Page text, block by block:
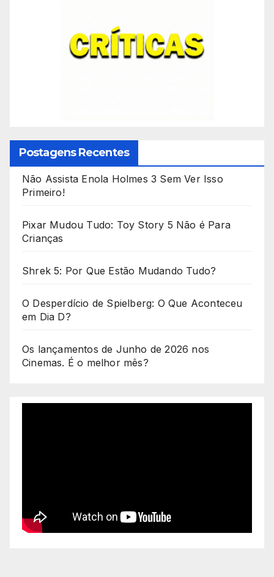
Postagens Recentes
Não Assista Enola Holmes 3 Sem Ver Isso
Primeiro!
Pixar Mudou Tudo: Toy Story 5 Não é Para
Crianças
Shrek 5: Por Que Estão Mudando Tudo?
O Desperdício de Spielberg: O Que Aconteceu
em Dia D?
Os lançamentos de Junho de 2026 nos
Cinemas. É o melhor mês?